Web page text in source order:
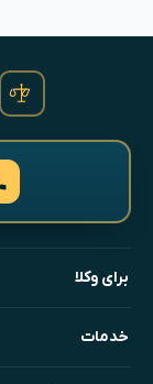
برای وکلا
خدمات